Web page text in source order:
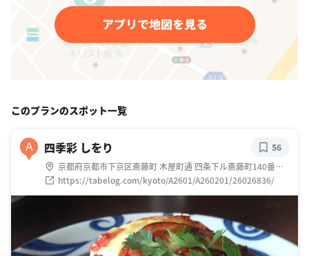
このプランのスポット一覧
A 四季彩 しをり
京都府京都市下京区斎藤町 木屋町通 四条下ル斎藤町140番地
の21
https://tabelog.com/kyoto/A2601/A260201/26026836/
56